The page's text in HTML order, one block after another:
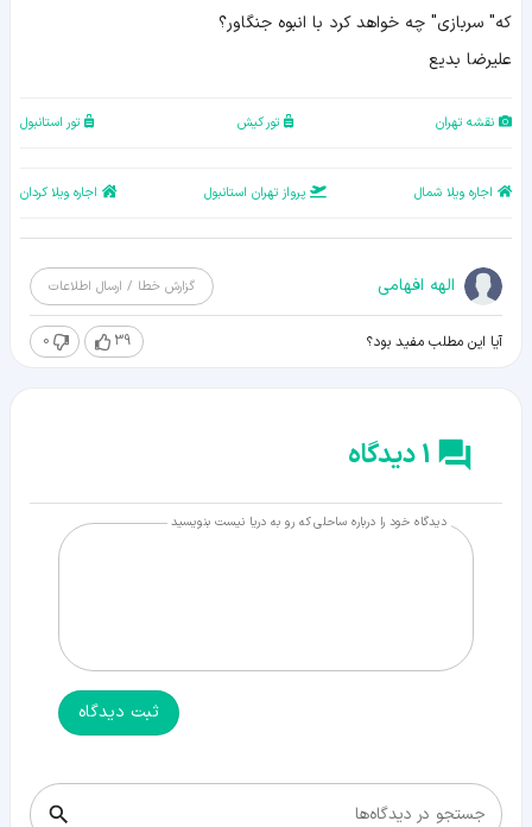
که" سربازی" چه خواهد کرد با انبوه جنگاور؟
علیرضا بدیع
نقشه تهران تور کیش تور استانبول
اجاره ویلا شمال پرواز تهران استانبول اجاره ویلا کردان
الهه افهامی گزارش خطا / ارسال اطلاعات
آیا این مطلب مفید بود؟ 39
0
1 دیدگاه
دیدگاه خود را درباره ساحلی که رو به دریا نیست بنویسید
ثبت دیدگاه
جستجو در دیدگاه‌ها